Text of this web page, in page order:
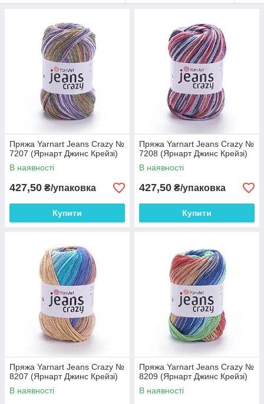
пряжі з-за індивідуальних налаштувань вашого
монітора і в залежності від партії.
Пряжа Yarnart Jeans Crazy №
7207 (Ярнарт Джинс Крейзі)
В наявності
427,50 ₴/упаковка
Купити
Пряжа Yarnart Jeans Crazy №
7208 (Ярнарт Джинс Крейзі)
В наявності
427,50 ₴/упаковка
Купити
Пряжа Yarnart Jeans Crazy №
8207 (Ярнарт Джинс Крейзі)
В наявності
Пряжа Yarnart Jeans Crazy №
8209 (Ярнарт Джинс Крейзі)
В наявності